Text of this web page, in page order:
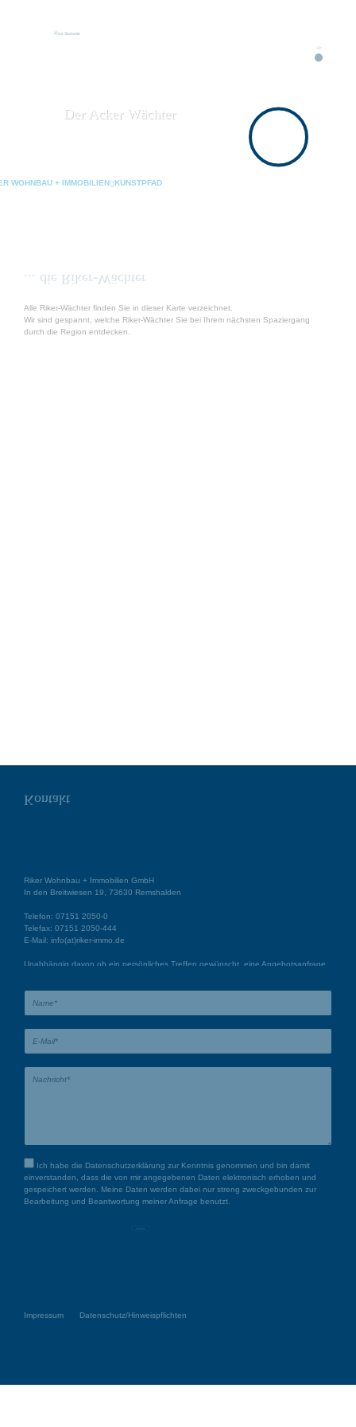
Der Acker Wächter
WOHNBAU + IMMOBILIEN KUNSTPFAD
... die Riker-Wächter
Alle Riker-Wächter finden Sie in dieser Karte verzeichnet.
Wir sind gespannt, welche Riker-Wächter Sie bei Ihrem nächsten Spaziergang
durch die Region entdecken.
Kontakt
Riker Wohnbau + Immobilien GmbH
In den Breitwiesen 19, 73630 Remshalden
Telefon: 07151 2050-0
Telefax: 07151 2050-444
E-Mail: info(at)riker-immo.de
Unabhängig davon ob ein persönliches Treffen gewünscht, eine Angebotsanfrage
Ich habe die Datenschutzerklärung zur Kenntnis genommen und bin damit
einverstanden, dass die von mir angegebenen Daten elektronisch erhoben und
gespeichert werden. Meine Daten werden dabei nur streng zweckgebunden zur
Bearbeitung und Beantwortung meiner Anfrage benutzt.
Impressum Datenschutz/Hinweispflichten